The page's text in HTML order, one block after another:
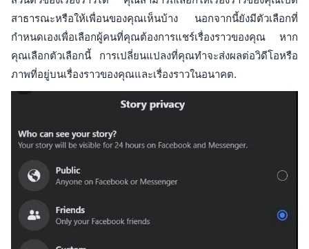
สาธารณะหรือให้เพื่อนของคุณเห็นบ้าง นอกจากนี้ยังมีตัวเลือกที่
กำหนดเองเพื่อเลือกผู้คนที่คุณต้องการแชร์เรื่องราวของคุณ หาก
คุณเลือกตัวเลือกนี้ การเปลี่ยนแปลงที่คุณทำจะส่งผลต่อวิดีโอหรือ
ภาพที่อยู่บนเรื่องราวของคุณและเรื่องราวในอนาคต.